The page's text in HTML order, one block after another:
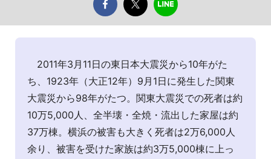
2011年3月11日の東日本大震災から10年がた
ち、1923年（大正12年）9月1日に発生した関東
大震災から98年がたつ。関東大震災での死者は約
10万5,000人、全半壊・全焼・流出した家屋は約
37万棟。横浜の被害も大きく死者は2万6,000人
余り、被害を受けた家族は約3万5,000棟に上っ